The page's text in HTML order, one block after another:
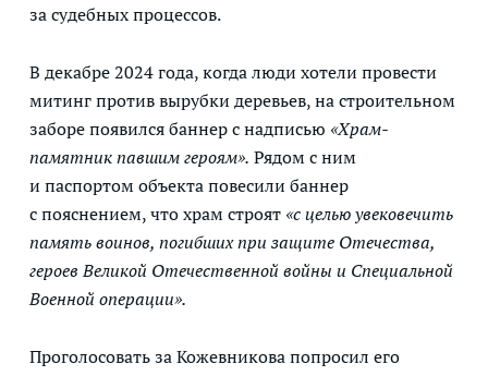
за судебных процессов.
В декабре 2024 года, когда люди хотели провести
митинг против вырубки деревьев, на строительном
заборе появился баннер с надписью «Храм-
памятник павшим героям». Рядом с ним
и паспортом объекта повесили баннер
с пояснением, что храм строят «с целью увековечить
память воинов, погибших при защите Отечества,
героев Великой Отечественной войны и Специальной
Военной операции».
Проголосовать за Кожевникова попросил его